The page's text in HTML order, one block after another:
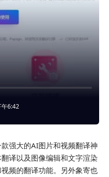
6:42
强大的AI图片和视频翻译神
译以及图像编辑和文字渲染
频的翻译功能。另外象寄也